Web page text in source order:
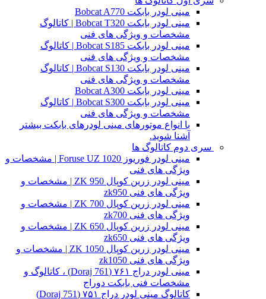
مینی لودر بابکت Bobcat A770
مینی لودر بابکت Bobcat T320 | کاتالوگ
مشخصات و ویژگی های فنی
مینی لودر بابکت Bobcat S185 | کاتالوگ
مشخصات و ویژگی های فنی
مینی لودر بابکت Bobcat S130 | کاتالوگ
مشخصات و ویژگی های فنی
مینی لودر بابکت Bobcat A300
مینی لودر بابکت Bobcat S300 | کاتالوگ
مشخصات و ویژگی های فنی
با انواع موتورهای مینی لودرهای بابکت بیشتر
آشنا شوید.
سری دوم کاتالوگ ها
مینی لودر فوریوز Foruse UZ 1020 | مشخصات و
ویژگی های فنی
مینی لودر زرین کوپال ZK 950 | مشخصات و
ویژگی های فنی zk950
مینی لودر زرین کوپال ZK 700 | مشخصات و
ویژگی های فنی zk700
مینی لودر زرین کوپال ZK 650 | مشخصات و
ویژگی های فنی zk650
مینی لودر زرین کوپال ZK 1050 | مشخصات و
ویژگی های فنی zk1050
مینی لودر دراج ۷۶۱ (Doraj 761) ، کاتالوگ و
مشخصات فنی بابکت دوراج
کاتالوگ مینی لودر دراج ۷۵۱ (Doraj 751)